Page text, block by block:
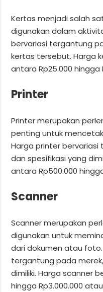
Kertas menjadi salah
digunakan dalam
bervariasi tergantung
kertas tersebut. Harga
antara Rp25.000 hingga
Printer
Printer merupakan
penting untuk
Harga printer
dan spesifikasi yang
antara Rp500.000
Scanner
Scanner merupakan
digunakan untuk
dari dokumen atau
tergantung pada
dimiliki. Harga scanner
hingga Rp3.000.000